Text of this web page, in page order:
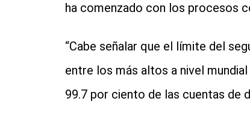
ha comenzado con los procesos
“Cabe señalar que el límite del
entre los más altos a nivel
99.7 por ciento de las cuentas de